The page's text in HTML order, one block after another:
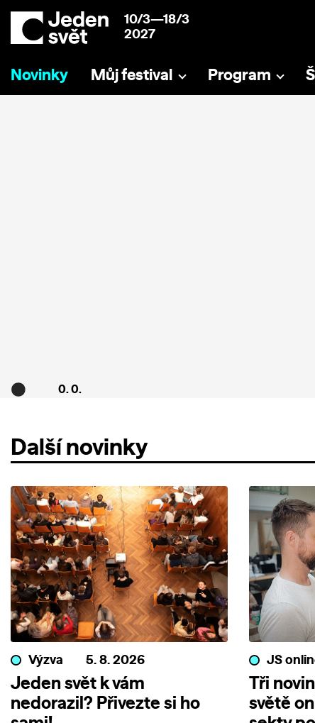
10/3—18/3
2027
Novinky Můj festival Program
0. 0.
Další novinky
Výzva 5. 8. 2026
Jeden svět k vám
nedorazil? Přivezte si ho
JS
Tři
světě